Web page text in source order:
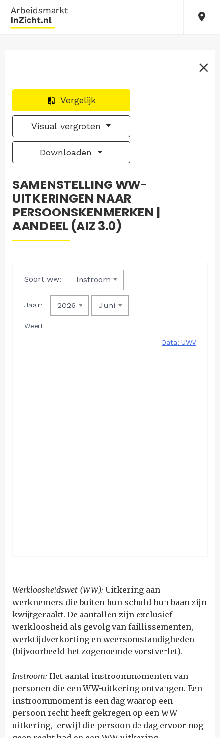
Vergelijk
Visual vergroten
Downloaden
SAMENSTELLING WW-
UITKERINGEN NAAR
PERSOONSKENMERKEN |
AANDEEL (AIZ 3.0)
Werkloosheidswet (WW): Uitkering aan
werknemers die buiten hun schuld hun baan zijn
kwijtgeraakt. De aantallen zijn exclusief
werkloosheid als gevolg van faillissementen,
werktijdverkorting en weersomstandigheden
(bijvoorbeeld het zogenoemde vorstverlet).
Instroom: Het aantal instroommomenten van
personen die een WW-uitkering ontvangen. Een
instroommoment is een dag waarop een
persoon recht heeft gekregen op een WW-
uitkering, terwijl die persoon de dag ervoor nog